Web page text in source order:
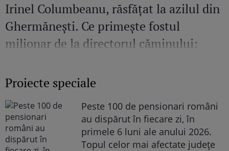
Irinel Columbeanu, răsfățat la azilul din
Ghermănești. Ce primește fostul
milionar de la directorul căminului:
Proiecte speciale
Peste 100 de pensionari români
au dispărut în fiecare zi, în
primele 6 luni ale anului 2026.
Topul celor mai afectate județe